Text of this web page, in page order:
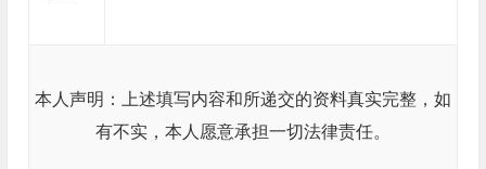
本人声明：上述填写内容和所递交的资料真实完整，如
有不实，本人愿意承担一切法律责任。